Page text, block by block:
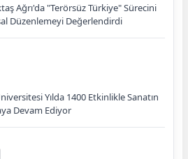
Ağrı'da "Terörsüz Türkiye" Sürecini
Düzenlemeyi Değerlendirdi
Yılda 1400 Etkinlikle Sanatın
Devam Ediyor